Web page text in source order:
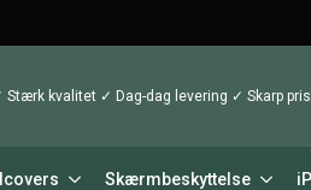
Stærk kvalitet ✓ Dag-dag levering ✓ Skarp pris
Skærmbeskyttelse